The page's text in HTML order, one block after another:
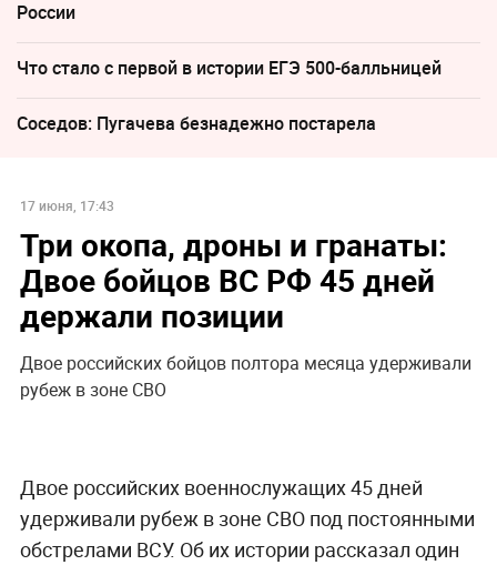
России
Что стало с первой в истории ЕГЭ 500-балльницей
Соседов: Пугачева безнадежно постарела
17 июня, 17:43
Три окопа, дроны и гранаты:
Двое бойцов ВС РФ 45 дней
держали позиции
Двое российских бойцов полтора месяца удерживали
рубеж в зоне СВО
Двое российских военнослужащих 45 дней
удерживали рубеж в зоне СВО под постоянными
обстрелами ВСУ. Об их истории рассказал один